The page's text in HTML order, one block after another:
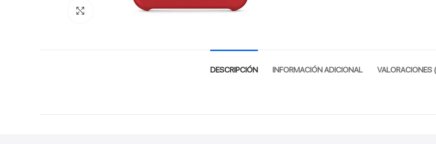
Click to enlarge
DESCRIPCIÓN INFORMACIÓN ADICIONAL VALORACIONES